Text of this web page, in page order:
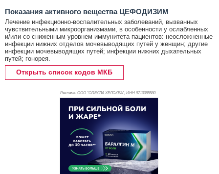
Показания активного вещества ЦЕФОДИЗИМ
Лечение инфекционно-воспалительных заболеваний, вызванных
чувствительными микроорганизмами, в особенности у ослабленных
и/или со сниженным уровнем иммунитета пациентов: неосложненные
инфекции нижних отделов мочевыводящих путей у женщин; другие
инфекции мочевыводящих путей; инфекции нижних дыхательных
путей; гонорея.
Открыть список кодов МКБ
Реклама. ООО "ОПЕЛЛА ХЕЛСКЕА", ИНН 9710085580